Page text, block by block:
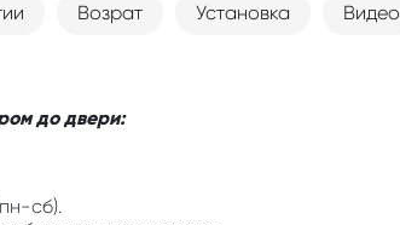
Возрат Установка Видео
до двери:
сб).